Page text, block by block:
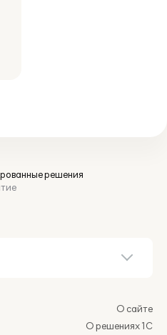
решения
О сайте
О решениях 1С